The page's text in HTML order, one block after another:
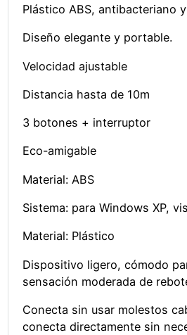
Plástico ABS, antibacteriano
Diseño elegante y portable.
Velocidad ajustable
Distancia hasta de 10m
3 botones + interruptor
Eco-amigable
Material: ABS
Sistema: para Windows XP,
Material: Plástico
Dispositivo ligero, cómodo
sensación moderada de
Conecta sin usar molestos
conecta directamente sin